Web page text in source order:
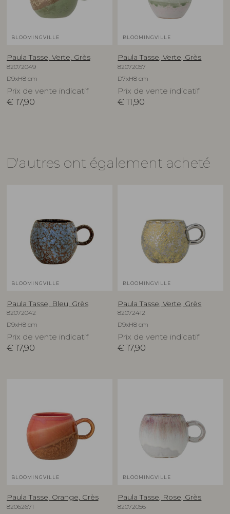
BLOOMINGVILLE
Paula Tasse, Verte, Grès
82072049
D9xH8 cm
Prix de vente indicatif
€ 17,90
BLOOMINGVILLE
Paula Tasse, Verte, Grès
82072057
D7xH8 cm
Prix de vente indicatif
€ 11,90
D'autres ont également acheté
BLOOMINGVILLE
Paula Tasse, Bleu, Grès
82072042
D9xH8 cm
Prix de vente indicatif
€ 17,90
BLOOMINGVILLE
Paula Tasse, Verte, Grès
82072412
D9xH8 cm
Prix de vente indicatif
€ 17,90
BLOOMINGVILLE
Paula Tasse, Orange, Grès
82062671
BLOOMINGVILLE
Paula Tasse, Rose, Grès
82072056